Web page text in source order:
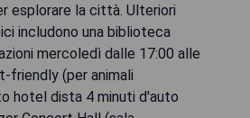
esplorare la città. Ulteriori
includono una biblioteca
mercoledì dalle 17:00 alle
friendly (per animali
hotel dista 4 minuti d'auto